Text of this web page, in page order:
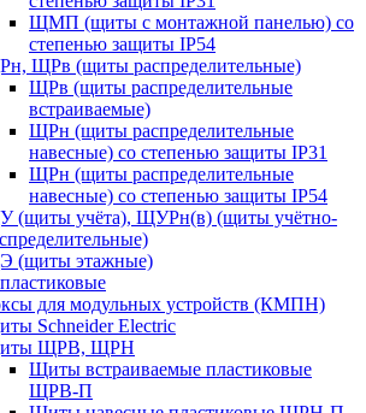
ЩМП (щиты с монтажной панелью) со
степенью защиты IP54
ЩРв (щиты распределительные)
ЩРв (щиты распределительные
встраиваемые)
ЩРн (щиты распределительные
навесные) со степенью защиты IP31
ЩРн (щиты распределительные
навесные) со степенью защиты IP54
(щиты учёта), ЩУРн(в) (щиты учётно-
(щиты этажные)
для модульных устройств (КМПН)
Schneider Electric
ЩРВ, ЩРН
Щиты встраиваемые пластиковые
ЩРВ-П